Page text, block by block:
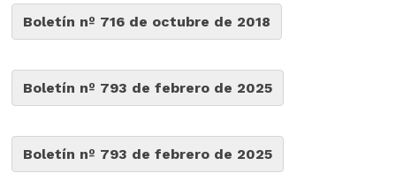
Boletín nº 716 de octubre de 2018
Boletín nº 793 de febrero de 2025
Boletín nº 793 de febrero de 2025